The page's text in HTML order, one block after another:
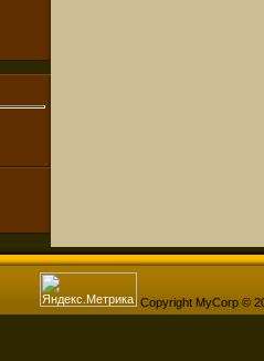
Copyright MyCorp ©